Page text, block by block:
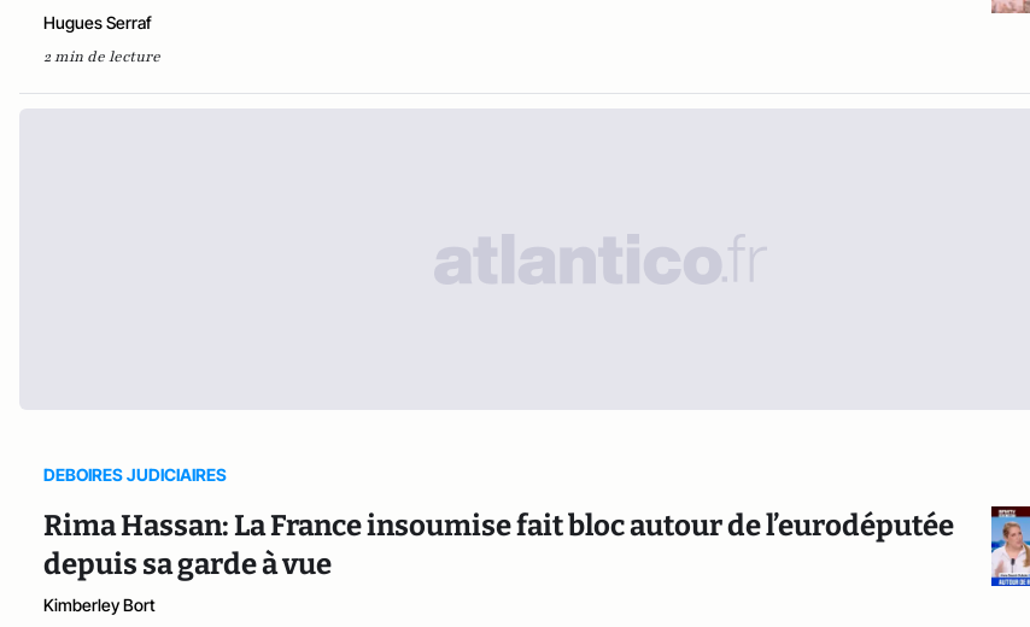
Hugues Serraf
2 min de lecture
DEBOIRES JUDICIAIRES
Rima Hassan: La France insoumise fait bloc autour de l’eurodéputée
depuis sa garde à vue
Kimberley Bort